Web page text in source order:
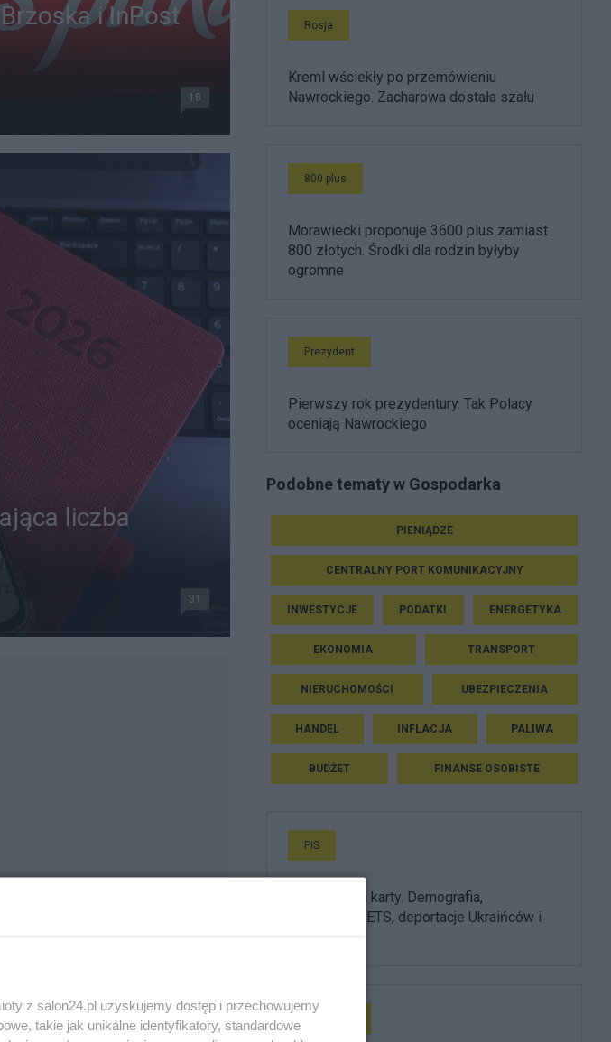
i InPost
18
liczba
31
Rosja
Kreml wściekły po przemówieniu
Nawrockiego. Zacharowa dostała szału
800 plus
Morawiecki proponuje 3600 plus zamiast
800 złotych. Środki dla rodzin byłyby
ogromne
Prezydent
Pierwszy rok prezydentury. Tak Polacy
oceniają Nawrockiego
Podobne tematy w Gospodarka
PIENIĄDZE
CENTRALNY PORT KOMUNIKACYJNY
INWESTYCJE PODATKI ENERGETYKA
EKONOMIA TRANSPORT
NIERUCHOMOŚCI UBEZPIECZENIA
HANDEL INFLACJA PALIWA
BUDŻET FINANSE OSOBISTE
PiS
PiS odkrywa karty. Demografia,
mieszkania, ETS, deportacje Ukraińców i
z salon24.pl uzyskujemy dostęp i przechowujemy
takie jak unikalne identyfikatory, standardowe